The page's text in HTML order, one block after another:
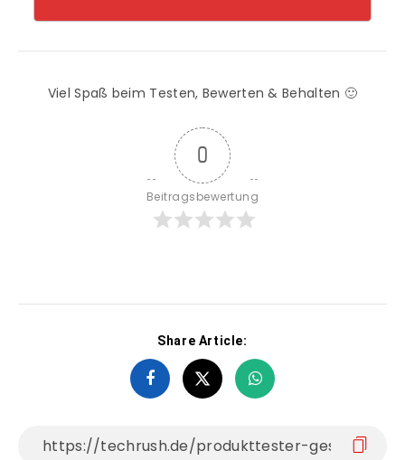
Viel Spaß beim Testen, Bewerten & Behalten 🙂
0
Beitragsbewertung
Share Article: